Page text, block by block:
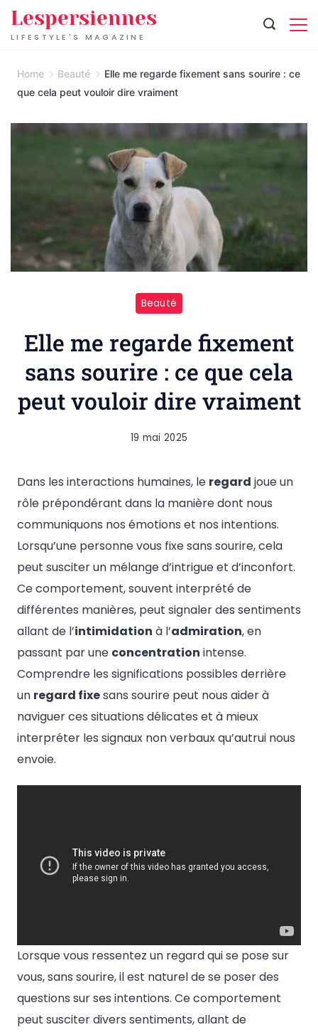
Skip
toLIFESTYLE'S MAGAZINE
Lespersiennes
Home Beauté
Elle me regarde fixement sans sourire : ce
que cela peut vouloir dire vraiment
Beauté
Elle me regarde fixement
sans sourire : ce que cela
peut vouloir dire vraiment
19 mai 2025
Dans les interactions humaines, le regard joue un
rôle prépondérant dans la manière dont nous
communiquons nos émotions et nos intentions.
Lorsqu’une personne vous fixe sans sourire, cela
peut susciter un mélange d’intrigue et d’inconfort.
Ce comportement, souvent interprété de
différentes manières, peut signaler des sentiments
allant de l’intimidation à l’admiration, en
passant par une concentration intense.
Comprendre les significations possibles derrière
un regard fixesans sourire peut nous aider à
naviguer ces situations délicates et à mieux
interpréter les signaux non verbaux qu’autrui nous
envoie.
Lorsque vous ressentez un regard qui se pose sur
vous, sans sourire, il est naturel de se poser des
questions sur ses intentions. Ce comportement
peut susciter divers sentiments, allant de